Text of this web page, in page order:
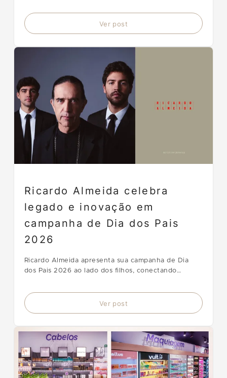
Ver post
Ricardo Almeida celebra
legado e inovação em
campanha de Dia dos Pais
2026
Ricardo Almeida apresenta sua campanha de Dia
dos Pais 2026 ao lado dos filhos, conectando
Ver post